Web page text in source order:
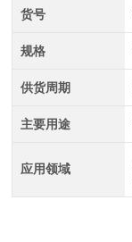
货号
规格
供货周期
主要用途
应用领域